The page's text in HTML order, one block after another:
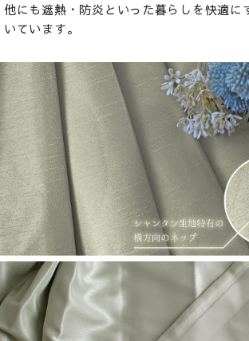
他にも遮熱・防炎といった暮らしを快適に
いています。